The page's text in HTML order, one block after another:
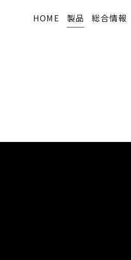
HOME 製品
- PVシリーズ
総合情報
FAQ